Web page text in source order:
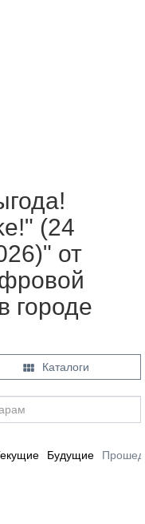
(24
от
городе
 Каталоги
Будущие